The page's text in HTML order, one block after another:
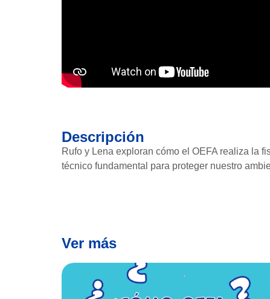
Descripción
Rufo y Lena exploran cómo el OEFA realiza la
técnico fundamental para proteger nuestro
Ver más